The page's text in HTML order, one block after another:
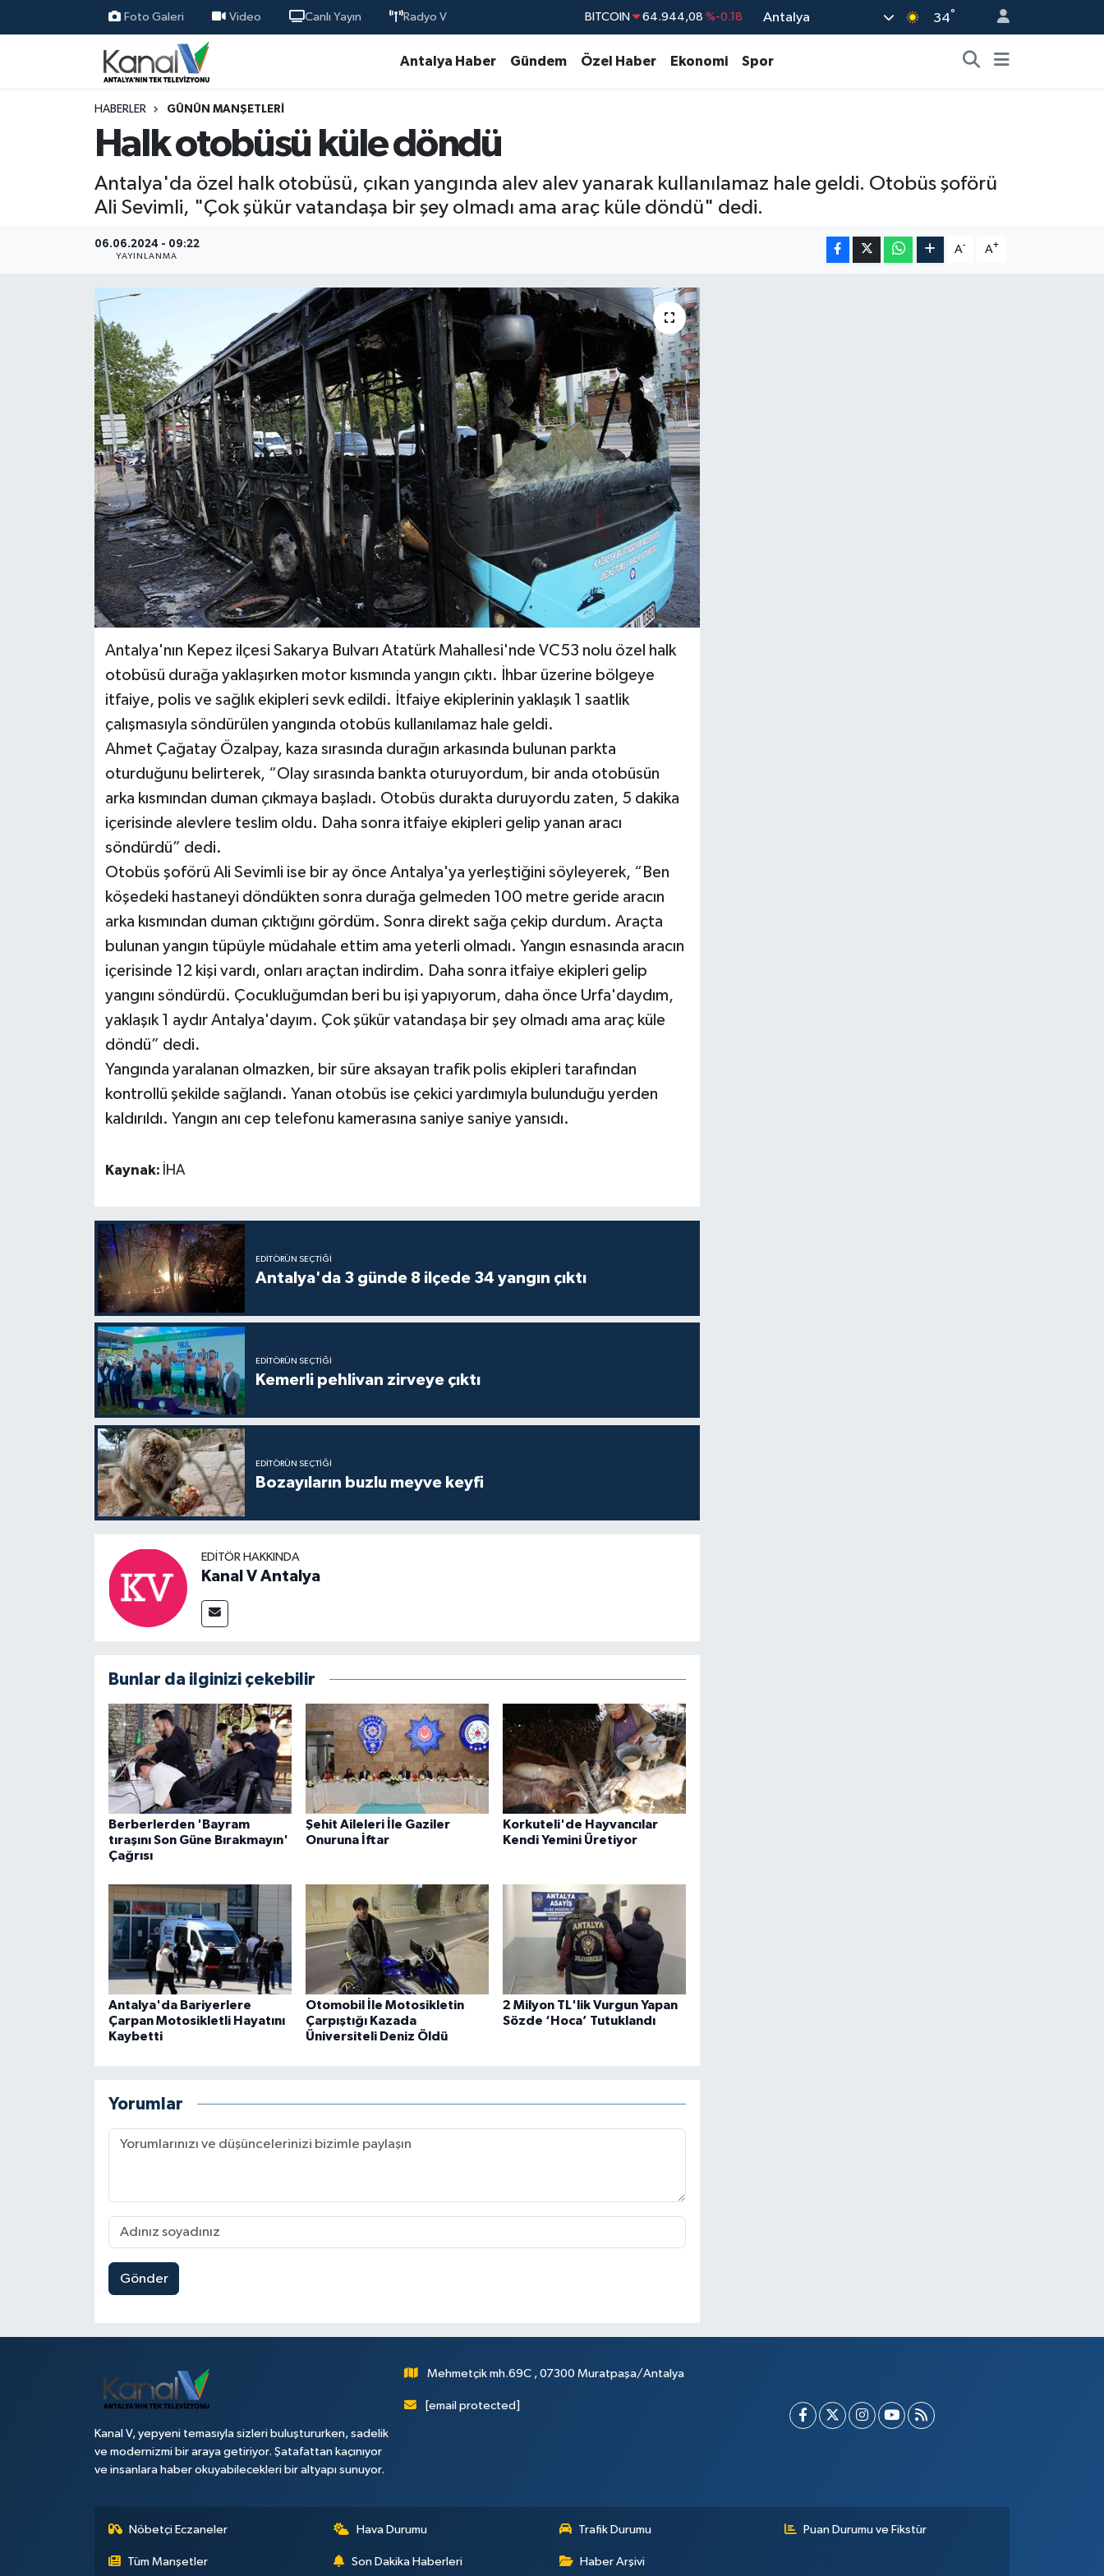
Foto Galeri Video Canlı Yayın Radyo V BITCOIN 64.944,08 %-0.18 Antalya 34°
Antalya Haber Gündem Özel Haber Ekonomi Spor
HABERLER GÜNÜN MANŞETLERI
Halk otobüsü küle döndü
Antalya'da özel halk otobüsü, çıkan yangında alev alev yanarak kullanılamaz hale geldi. Otobüs şoförü
Ali Sevimli, "Çok şükür vatandaşa bir şey olmadı ama araç küle döndü" dedi.
06.06.2024 - 09:22
YAYINLANMA
A- A+
Antalya'nın Kepez ilçesi Sakarya Bulvarı Atatürk Mahallesi'nde VC53 nolu özel halk
otobüsü durağa yaklaşırken motor kısmında yangın çıktı. İhbar üzerine bölgeye
itfaiye, polis ve sağlık ekipleri sevk edildi. İtfaiye ekiplerinin yaklaşık 1 saatlik
çalışmasıyla söndürülen yangında otobüs kullanılamaz hale geldi.
Ahmet Çağatay Özalpay, kaza sırasında durağın arkasında bulunan parkta
oturduğunu belirterek, “Olay sırasında bankta oturuyordum, bir anda otobüsün
arka kısmından duman çıkmaya başladı. Otobüs durakta duruyordu zaten, 5 dakika
içerisinde alevlere teslim oldu. Daha sonra itfaiye ekipleri gelip yanan aracı
söndürdü” dedi.
Otobüs şoförü Ali Sevimli ise bir ay önce Antalya'ya yerleştiğini söyleyerek, “Ben
köşedeki hastaneyi döndükten sonra durağa gelmeden 100 metre geride aracın
arka kısmından duman çıktığını gördüm. Sonra direkt sağa çekip durdum. Araçta
bulunan yangın tüpüyle müdahale ettim ama yeterli olmadı. Yangın esnasında aracın
içerisinde 12 kişi vardı, onları araçtan indirdim. Daha sonra itfaiye ekipleri gelip
yangını söndürdü. Çocukluğumdan beri bu işi yapıyorum, daha önce Urfa'daydım,
yaklaşık 1 aydır Antalya'dayım. Çok şükür vatandaşa bir şey olmadı ama araç küle
döndü” dedi.
Yangında yaralanan olmazken, bir süre aksayan trafik polis ekipleri tarafından
kontrollü şekilde sağlandı. Yanan otobüs ise çekici yardımıyla bulunduğu yerden
kaldırıldı. Yangın anı cep telefonu kamerasına saniye saniye yansıdı.
Kaynak: İHA
EDITÖRÜN SEÇTIĞI
Antalya'da 3 günde 8 ilçede 34 yangın çıktı
EDITÖRÜN SEÇTIĞI
Kemerli pehlivan zirveye çıktı
EDITÖRÜN SEÇTIĞI
Bozayıların buzlu meyve keyfi
EDITÖR HAKKINDA
Kanal V Antalya
Bunlar da ilginizi çekebilir
Berberlerden 'Bayram
tıraşını Son Güne Bırakmayın'
Çağrısı
Şehit Aileleri İle Gaziler
Onuruna İftar
Korkuteli'de Hayvancılar
Kendi Yemini Üretiyor
Antalya'da Bariyerlere
Çarpan Motosikletli Hayatını
Kaybetti
Otomobil İle Motosikletin
Çarpıştığı Kazada
Üniversiteli Deniz Öldü
2 Milyon TL'lik Vurgun Yapan
Sözde ‘Hoca’ Tutuklandı
Yorumlar
Gönder
Kanal V, yepyeni temasıyla sizleri buluştururken, sadelik
ve modernizmi bir araya getiriyor. Şatafattan kaçınıyor
ve insanlara haber okuyabilecekleri bir altyapı sunuyor.
Mehmetçik mh.69C , 07300 Muratpaşa/Antalya
[email protected]
Nöbetçi Eczaneler Hava Durumu Trafik Durumu Puan Durumu ve Fikstür
Tüm Manşetler Son Dakika Haberleri Haber Arşivi
Ana Haber
Antalya Haber
Günün Manşetleri
Haber Kuşakları
Haberler
KANALV Spor
Kültür Sanat
Magazin
Öğle Bülteni
Sosyal medya
Teknoloji
Televizyon
Nöbetçi Eczaneler
Hava Durumu
Trafik Durumu
Süper Lig Puan Durumu ve Fikstür
Haber Arşivi